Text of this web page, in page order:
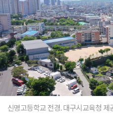
신명고등학교 전경. 대구시교육청 제